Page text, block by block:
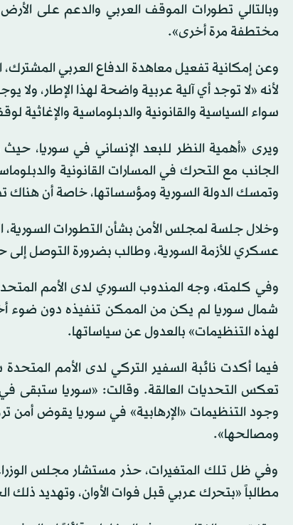
وبالتالي تطورات الموقف العربي والدعم على
مختطفة مرة أخرى».
لأنه «لا توجد أي آلية عربية واضحة لهذا الإطار،
سواء السياسية والقانونية والدبلوماسية والإغاثية
الجانب مع التحرك في المسارات القانونية
وتمسك الدولة السورية ومؤسساتها، خاصة أن هناك
وخلال جلسة لمجلس الأمن بشأن التطورات السورية،
عسكري للأزمة السورية، وطالب بضرورة التوصل
وفي كلمته، وجه المندوب السوري لدى الأمم
شمال سوريا لم يكن من الممكن تنفيذه دون ضوء
لهذه التنظيمات» بالعدول عن سياساتها.
فيما أكدت نائبة السفير التركي لدى الأمم
تعكس التحديات العالقة. وقالت: «سوريا ستبقى
وجود التنظيمات «الإرهابية» في سوريا يقوض أمن
ومصالحها».
وفي ظل تلك المتغيرات، حذر مستشار مجلس
مطالباً «بتحرك عربي قبل فوات الأوان، وتهديد ذلك